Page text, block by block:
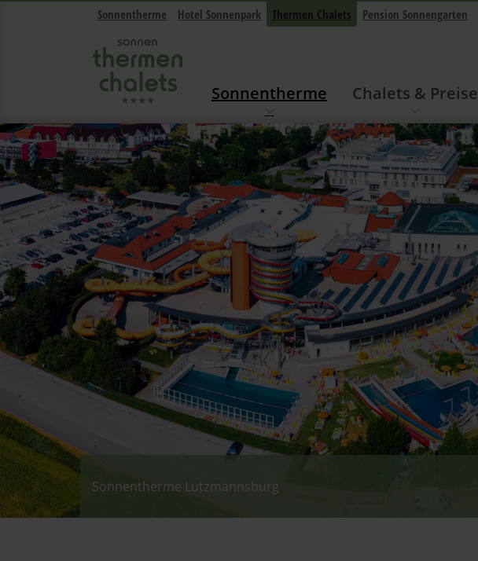
Navigation überspringen
Sonnentherme Hotel Sonnenpark Thermen Chalets Pension Sonnengarten
Sonnentherme Chalets & Preise
Sonnentherme Lutzmannsburg
Sonnentherme Lutzmannsburg - Outdoor
Sonnentherme Lutzmannsburg - Baby World